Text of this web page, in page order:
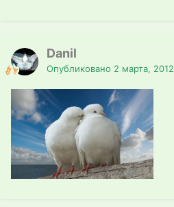
Danil
Опубликовано 2 марта, 2012